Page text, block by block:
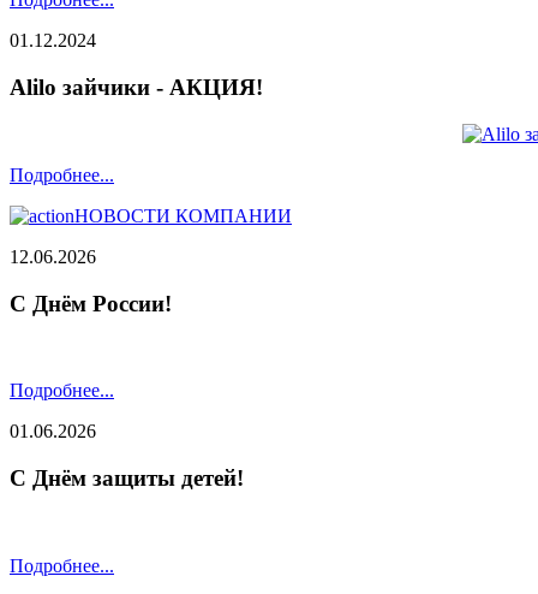
01.12.2024
Alilo зайчики - АКЦИЯ!
Подробнее...
НОВОСТИ КОМПАНИИ
12.06.2026
С Днём России!
Подробнее...
01.06.2026
С Днём защиты детей!
Подробнее...